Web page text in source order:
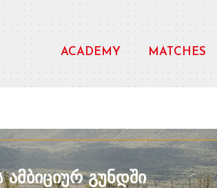
ACADEMY MATCHES
ᲐᲛᲑᲘᲪᲘᲣᲠ ᲒᲣᲜᲓᲨᲘ